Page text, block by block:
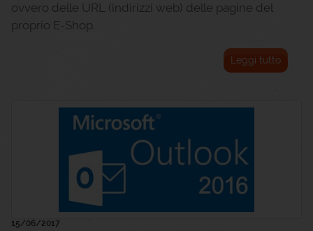
ovvero delle URL (indirizzi web) delle pagine del
proprio E-Shop.
Leggi tutto
15/06/2017